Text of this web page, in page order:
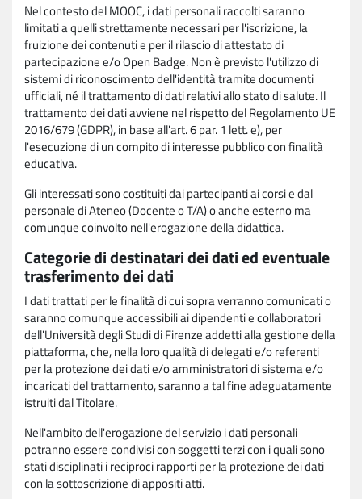
Nel contesto del MOOC, i dati personali raccolti saranno
limitati a quelli strettamente necessari per l'iscrizione, la
fruizione dei contenuti e per il rilascio di attestato di
partecipazione e/o Open Badge. Non è previsto l'utilizzo di
sistemi di riconoscimento dell'identità tramite documenti
ufficiali, né il trattamento di dati relativi allo stato di salute. Il
trattamento dei dati avviene nel rispetto del Regolamento UE
2016/679 (GDPR), in base all'art. 6 par. 1 lett. e), per
l'esecuzione di un compito di interesse pubblico con finalità
educativa.
Gli interessati sono costituiti dai partecipanti ai corsi e dal
personale di Ateneo (Docente o T/A) o anche esterno ma
comunque coinvolto nell'erogazione della didattica.
Categorie di destinatari dei dati ed eventuale
trasferimento dei dati
I dati trattati per le finalità di cui sopra verranno comunicati o
saranno comunque accessibili ai dipendenti e collaboratori
dell'Università degli Studi di Firenze addetti alla gestione della
piattaforma, che, nella loro qualità di delegati e/o referenti
per la protezione dei dati e/o amministratori di sistema e/o
incaricati del trattamento, saranno a tal fine adeguatamente
istruiti dal Titolare.
Nell'ambito dell'erogazione del servizio i dati personali
potranno essere condivisi con soggetti terzi con i quali sono
stati disciplinati i reciproci rapporti per la protezione dei dati
con la sottoscrizione di appositi atti.